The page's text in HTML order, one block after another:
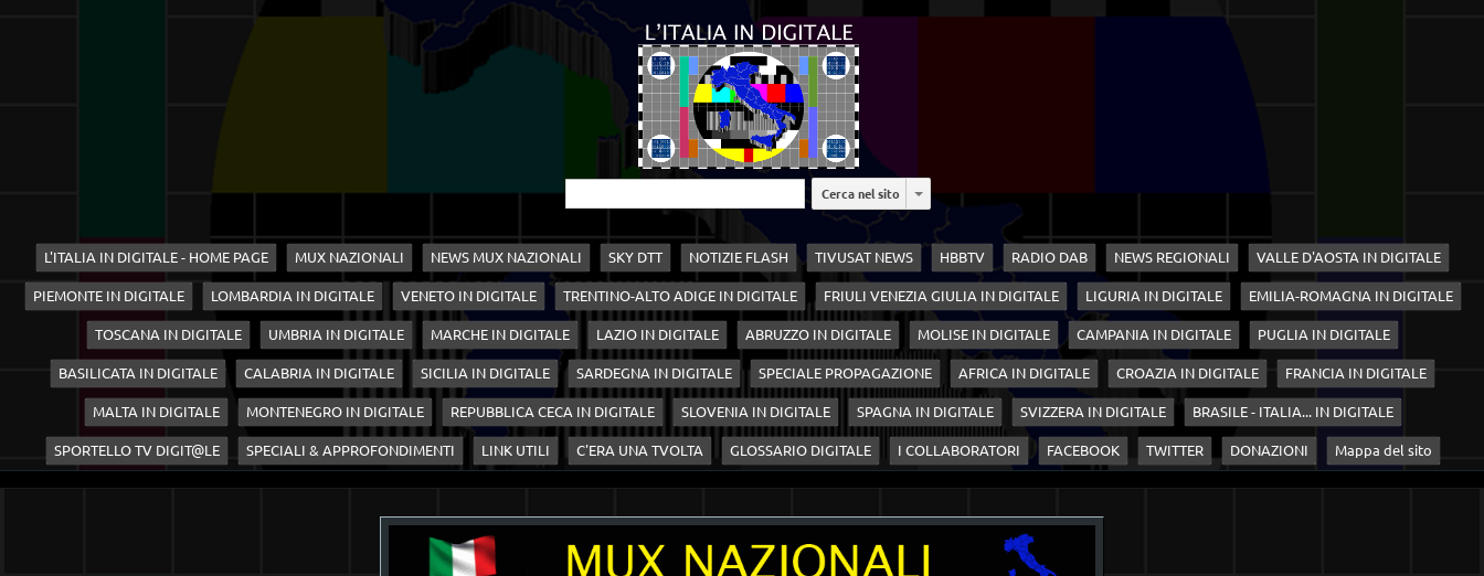
Cerca nel sito
L'ITALIA IN DIGITALE - HOME PAGE MUX NAZIONALI NEWS MUX NAZIONALI SKY DTT NOTIZIE FLASH TIVUSAT NEWS HBBTV RADIO DAB NEWS REGIONALI VALLE D'AOSTA IN DIGITALE
PIEMONTE IN DIGITALE LOMBARDIA IN DIGITALE VENETO IN DIGITALE TRENTINO-ALTO ADIGE IN DIGITALE FRIULI VENEZIA GIULIA IN DIGITALE LIGURIA IN DIGITALE EMILIA-ROMAGNA IN DIGITALE
TOSCANA IN DIGITALE UMBRIA IN DIGITALE MARCHE IN DIGITALE LAZIO IN DIGITALE ABRUZZO IN DIGITALE MOLISE IN DIGITALE CAMPANIA IN DIGITALE PUGLIA IN DIGITALE
BASILICATA IN DIGITALE CALABRIA IN DIGITALE SICILIA IN DIGITALE SARDEGNA IN DIGITALE SPECIALE PROPAGAZIONE AFRICA IN DIGITALE CROAZIA IN DIGITALE FRANCIA IN DIGITALE
MALTA IN DIGITALE MONTENEGRO IN DIGITALE REPUBBLICA CECA IN DIGITALE SLOVENIA IN DIGITALE SPAGNA IN DIGITALE SVIZZERA IN DIGITALE BRASILE - ITALIA... IN DIGITALE
SPORTELLO TV DIGIT@LE SPECIALI & APPROFONDIMENTI LINK UTILI C'ERA UNA TVOLTA GLOSSARIO DIGITALE I COLLABORATORI FACEBOOK TWITTER DONAZIONI Mappa del sito